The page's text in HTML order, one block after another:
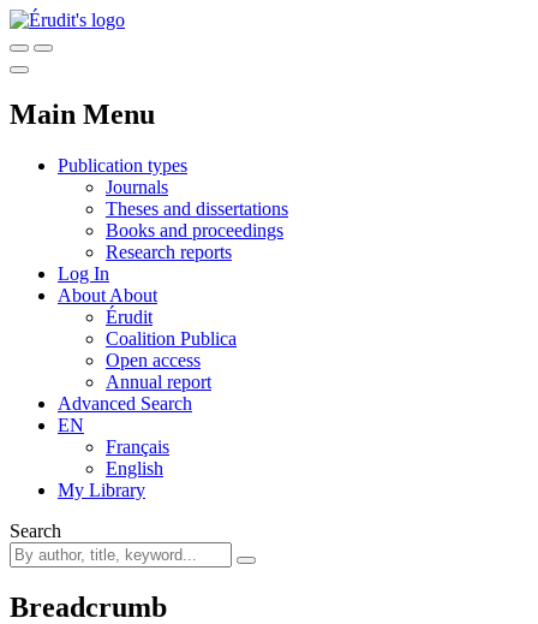
Main Menu
Publication types
Journals
Theses and dissertations
Books and proceedings
Research reports
Log In
About About
Érudit
Coalition Publica
Open access
Annual report
Advanced Search
EN
Français
English
My Library
Search
Breadcrumb